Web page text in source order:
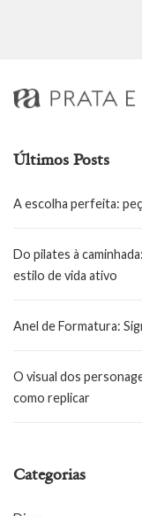
Últimos Posts
A escolha perfeita:
Do pilates à
estilo de vida ativo
Anel de Formatura:
O visual dos
como replicar
Categorias